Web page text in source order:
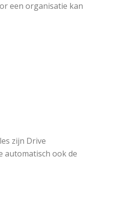
een organisatie kan
zijn Drive
automatisch ook de